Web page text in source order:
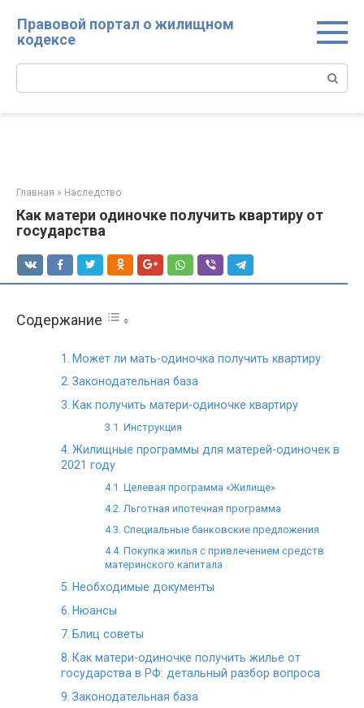
контенту
Правовой портал о жилищном
кодексе
Поиск:
Главная » Наследство
Как матери одиночке получить квартиру от
государства
Содержание
Может ли мать-одиночка получить квартиру
Законодательная база
Как получить матери-одиночке квартиру
Инструкция
Жилищные программы для матерей-одиночек в
2021 году
Целевая программа «Жилище»
Льготная ипотечная программа
Специальные банковские предложения
Покупка жилья с привлечением средств
материнского капитала
Необходимые документы
Нюансы
Блиц советы
Как матери-одиночке получить жилье от
государства в РФ: детальный разбор вопроса
Законодательная база